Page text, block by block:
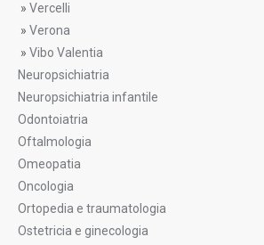
» Vercelli
» Verona
» Vibo Valentia
Neuropsichiatria
Neuropsichiatria infantile
Odontoiatria
Oftalmologia
Omeopatia
Oncologia
Ortopedia e traumatologia
Ostetricia e ginecologia